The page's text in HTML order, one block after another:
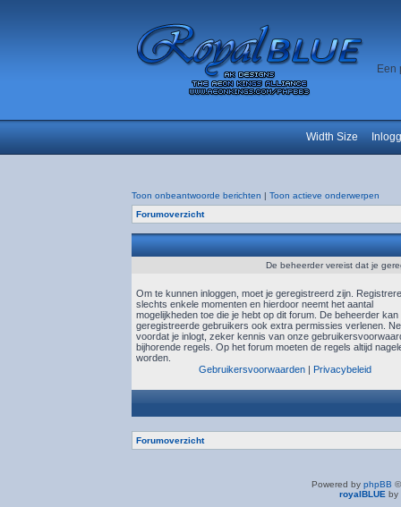
Een
Width Size
Toon onbeantwoorde berichten | Toon actieve onderwerpen
Forumoverzicht
De beheerder vereist dat je
Om te kunnen inloggen, moet je geregistreerd zijn.
slechts enkele momenten en hierdoor neemt het aantal
mogelijkheden toe die je hebt op dit forum. De beheerder kan
geregistreerde gebruikers ook extra permissies verlenen.
voordat je inlogt, zeker kennis van onze
bijhorende regels. Op het forum moeten de regels altijd
worden.
Gebruikersvoorwaarden | Privacybeleid
Forumoverzicht
Powered by phpBB
royalBLUE by